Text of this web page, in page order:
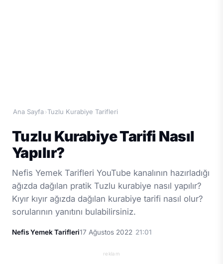
Ana Sayfa ›Tuzlu Kurabiye Tarifleri
Tuzlu Kurabiye Tarifi Nasıl
Yapılır?
Nefis Yemek Tarifleri YouTube kanalının hazırladığı
ağızda dağılan pratik Tuzlu kurabiye nasıl yapılır?
Kıyır kıyır ağızda dağılan kurabiye tarifi nasıl olur?
sorularının yanıtını bulabilirsiniz.
Nefis Yemek Tarifleri17 Ağustos 2022 21:01
reklam